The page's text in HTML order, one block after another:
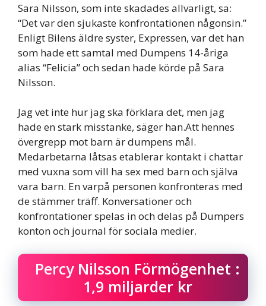
Sara Nilsson, som inte skadades allvarligt, sa:
“Det var den sjukaste konfrontationen någonsin.”
Enligt Bilens äldre syster, Expressen, var det han
som hade ett samtal med Dumpens 14-åriga
alias “Felicia” och sedan hade körde på Sara
Nilsson.
Jag vet inte hur jag ska förklara det, men jag
hade en stark misstanke, säger han.Att hennes
övergrepp mot barn är dumpens mål.
Medarbetarna låtsas etablerar kontakt i chattar
med vuxna som vill ha sex med barn och själva
vara barn. En varpå personen konfronteras med
de stämmer träff. Konversationer och
konfrontationer spelas in och delas på Dumpers
konton och journal för sociala medier.
Percy Nilsson Förmögenhet :
1,9 miljarder kr